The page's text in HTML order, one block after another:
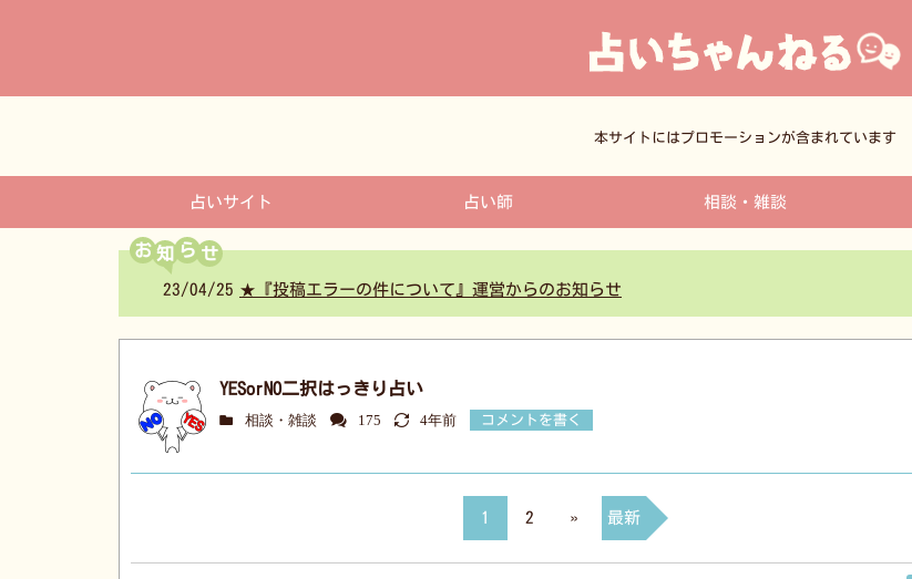
本サイトにはプロモーションが含まれています
占いサイト 占い師 相談・雑談
お ら
23/04/25 ★『投稿エラーの件について』運営からのお知らせ
YESorNO二択はっきり占い
相談・雑談 175 4年前 コメントを書く
1 2 » 最新